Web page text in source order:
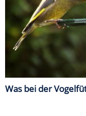
Was bei der